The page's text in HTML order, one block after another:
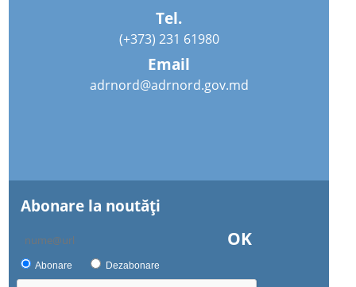
Tel.
(+373) 231 61980
Email
adrnord@adrnord.gov.md
Abonare la noutăţi
OK
Abonare Dezabonare